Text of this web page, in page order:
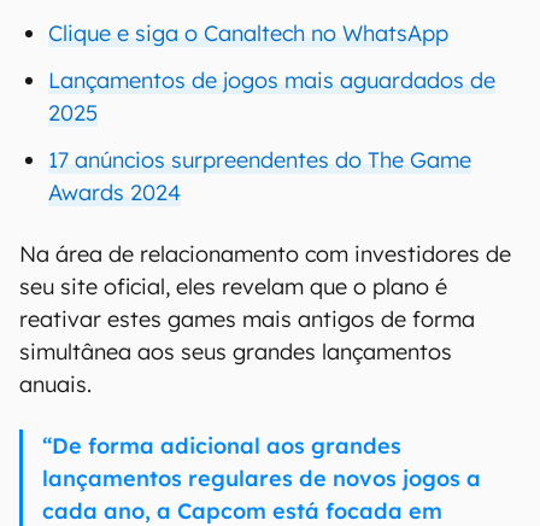
Clique e siga o Canaltech no WhatsApp
Lançamentos de jogos mais aguardados de
2025
17 anúncios surpreendentes do The Game
Awards 2024
Na área de relacionamento com investidores de
seu site oficial, eles revelam que o plano é
reativar estes games mais antigos de forma
simultânea aos seus grandes lançamentos
anuais.
“De forma adicional aos grandes
lançamentos regulares de novos jogos a
cada ano, a Capcom está focada em